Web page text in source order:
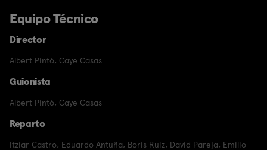
Equipo Técnico
Director
Albert Pintó, Caye Casas
Guionista
Albert Pintó, Caye Casas
Reparto
Itziar Castro, Eduardo Antuña, Boris Ruiz, David Pareja, Emilio